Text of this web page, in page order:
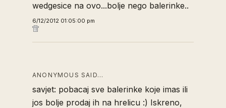
wedgesice na ovo...bolje nego balerinke..
6/12/2012 01:05:00 pm
ANONYMOUS SAID…
savjet: pobacaj sve balerinke koje imas ili
jos bolje prodaj ih na hrelicu :) Iskreno,